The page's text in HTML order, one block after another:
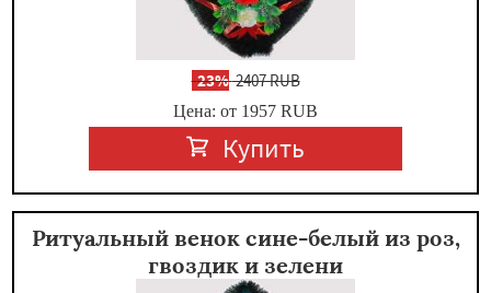
-23%2407 RUB
Цена: от 1957 RUB
Купить
Ритуальный венок сине-белый из роз,
гвоздик и зелени